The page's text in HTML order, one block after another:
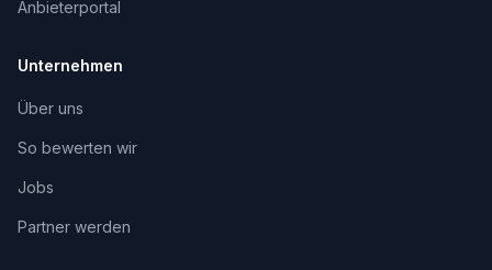
Anbieterportal
Unternehmen
Über uns
So bewerten wir
Jobs
Partner werden